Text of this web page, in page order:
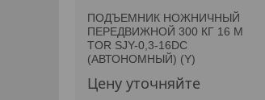
ПОДЪЕМНИК НОЖНИЧНЫЙ
ПЕРЕДВИЖНОЙ 300 КГ 16 М
TOR SJY-0,3-16DC
(АВТОНОМНЫЙ) (Y)
Цену уточняйте